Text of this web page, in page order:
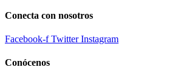
Conecta con nosotros
Facebook-f Twitter Instagram
Conócenos